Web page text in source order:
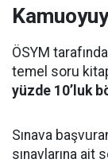
ÖSYM
temel soru
yüzde 10’luk
Sınava
sınavlarına ait